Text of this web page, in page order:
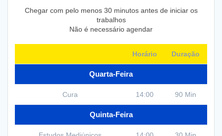
Chegar com pelo menos 30 minutos antes de iniciar os
trabalhos
Não é necessário agendar
Horário Duração
Quarta-Feira
Cura 14:00 90 Min
Quinta-Feira